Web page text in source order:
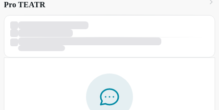
Pro TEATR